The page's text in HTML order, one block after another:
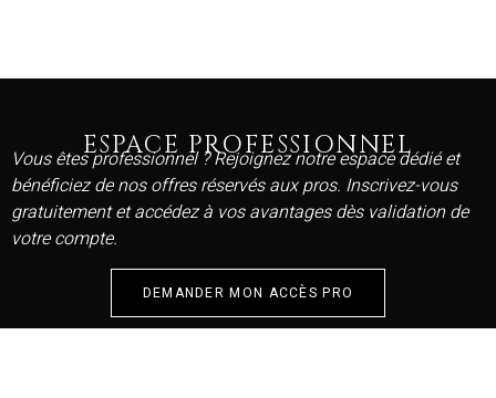
ESPACE PROFESSIONNEL
Vous êtes professionnel ? Rejoignez notre espace dédié et
bénéficiez de nos offres réservés aux pros. Inscrivez-vous
gratuitement et accédez à vos avantages dès validation de
votre compte.
DEMANDER MON ACCÈS PRO